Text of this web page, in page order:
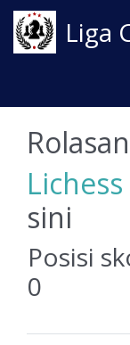
Liga
sini
Posisi
0